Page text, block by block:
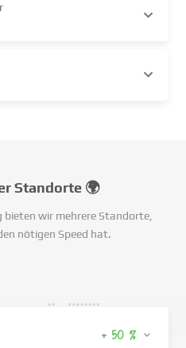
Standorte 🌍
bieten wir mehrere Standorte,
nötigen Speed hat.
+ 50 %